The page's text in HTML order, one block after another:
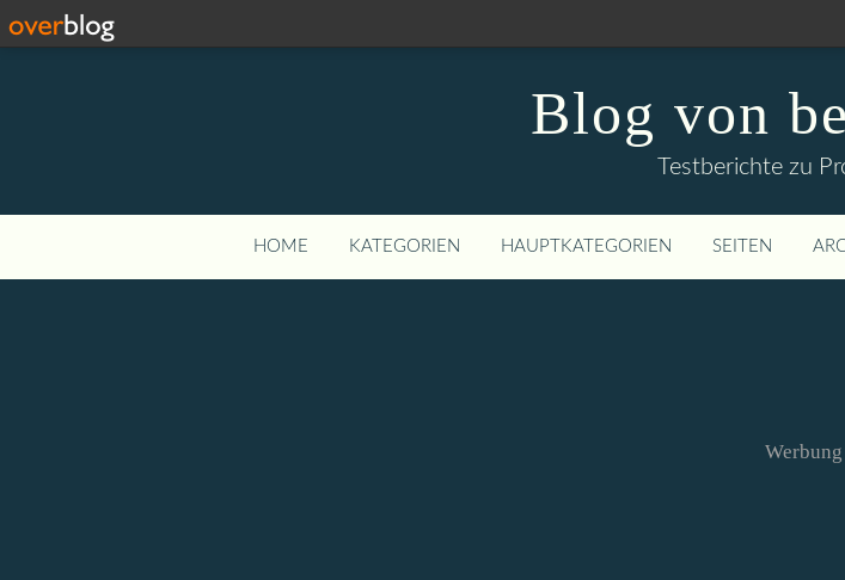
Blog von
Testberichte zu
HOME KATEGORIEN HAUPTKATEGORIEN SEITEN
Werbung